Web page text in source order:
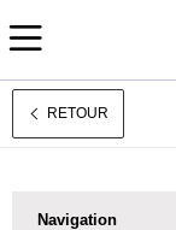
Deutsch
RETOUR
Navigation